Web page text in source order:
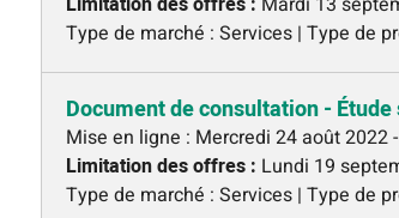
Type de marché : Services | Type de
Document de consultation -
Mise en ligne : Mercredi 24 août 2022
Limitation des offres : Lundi 19
Type de marché : Services | Type de